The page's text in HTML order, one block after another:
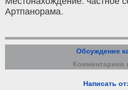
Артпанорама.
Обсуждение
Комментариев
Написать